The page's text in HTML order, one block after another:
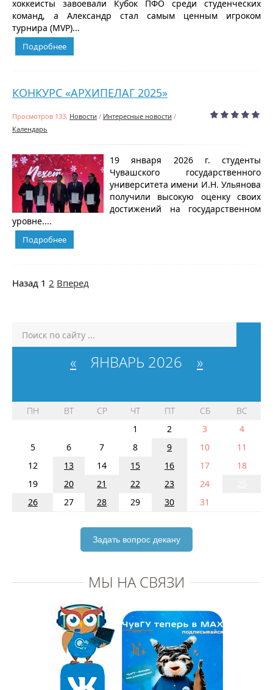
хоккеисты завоевали Кубок ПФО среди студенческих
команд, а Александр стал самым ценным игроком
турнира (MVP)...
Подробнее
КОНКУРС «АРХИПЕЛАГ 2025»
Просмотров 133, Новости / Интересные новости /
Календарь
19 января 2026 г. студенты
Чувашского государственного
университета имени И.Н. Ульянова
получили высокую оценку своих
достижений на государственном
уровне....
Подробнее
Назад 1 2 Вперед
« ЯНВАРЬ 2026 »
ПН ВТ СР ЧТ ПТ СБ
ВС
1
2 3
4
5
6 7 8 9 10
11
12
13 14 15 16 17
18
19
20 21 22 23 24
26
27 28 29 30 31
Задать вопрос декану
МЫ НА СВЯЗИ